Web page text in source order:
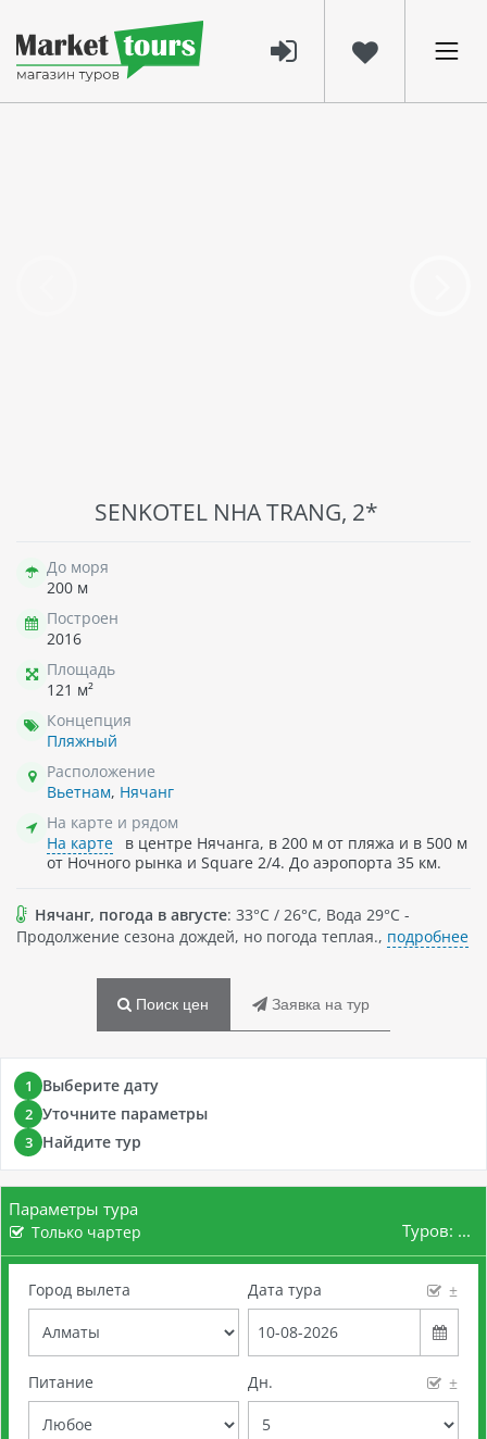
SENKOTEL NHA TRANG, 2*
До моря
200 м
Построен
2016
Площадь
121 м²
Концепция
Пляжный
Расположение
Вьетнам, Нячанг
На карте и рядом
На карте
в центре Нячанга, в 200 м от пляжа и в 500 м
от Ночного рынка и Square 2/4. До аэропорта 35 км.
Нячанг, погода в августе: 33°C / 26°C, Вода 29°C -
Продолжение сезона дождей, но погода теплая., подробнее
Поиск цен Заявка на тур
1 Выберите дату
2 Уточните параметры
3 Найдите тур
Параметры тура
Только чартер Туров: ...
Город вылета Дата тура ±
Питание Дн. ±